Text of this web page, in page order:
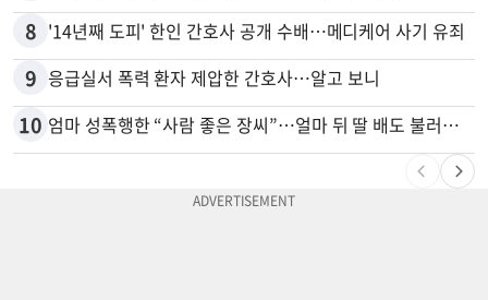
8 '14년째 도피' 한인 간호사 공개 수배…메디케어 사기 유죄
9 응급실서 폭력 환자 제압한 간호사…알고 보니
10 엄마 성폭행한 “사람 좋은 장씨”…얼마 뒤 딸 배도 불러왔다